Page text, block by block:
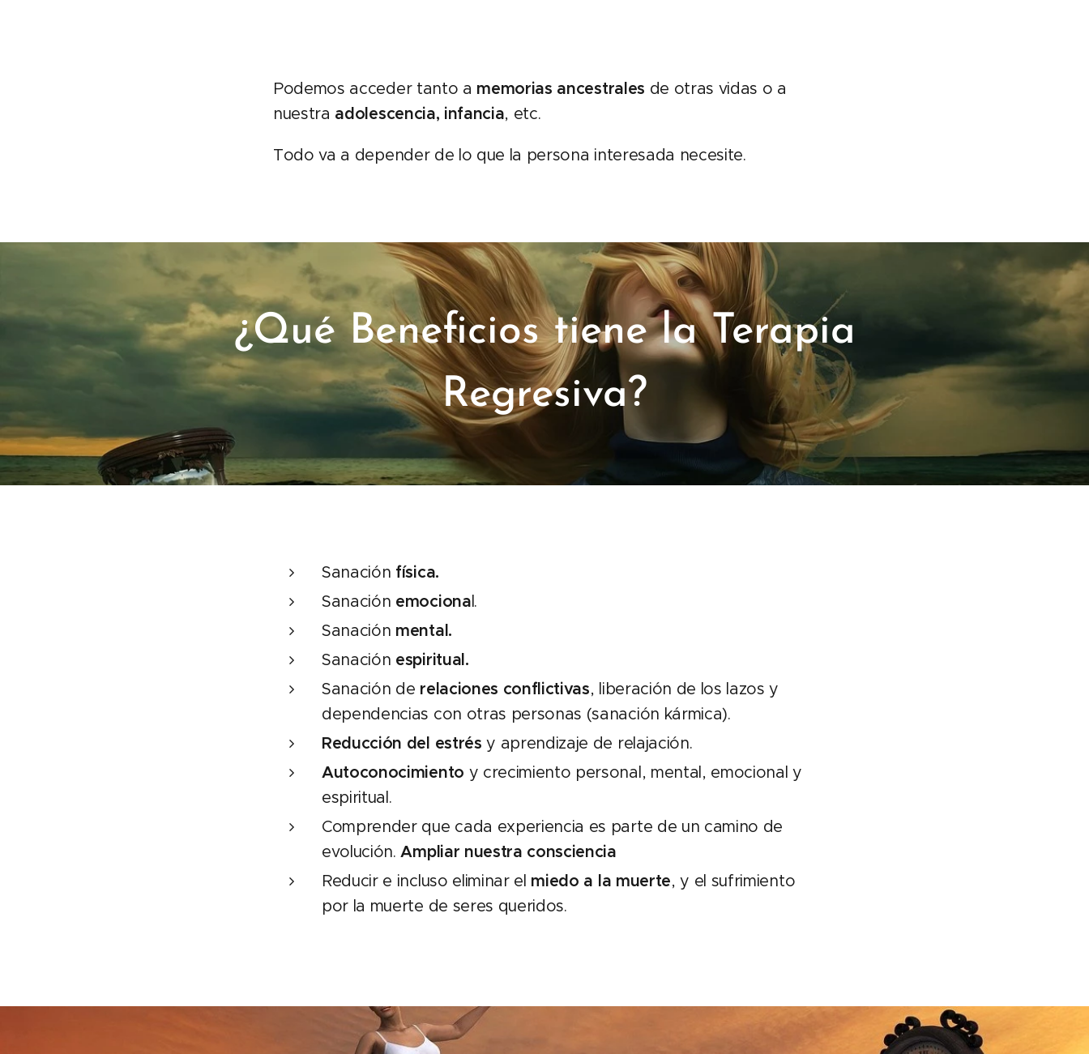
Podemos acceder tanto a memorias ancestrales de otras vidas o a
nuestra adolescencia, infancia, etc.
Todo va a depender de lo que la persona interesada necesite.
¿Qué Beneficios tiene la Terapia
Regresiva?
Sanación física.
Sanación emocional.
Sanación mental.
Sanación espiritual.
Sanación de relaciones conflictivas, liberación de los lazos y
dependencias con otras personas (sanación kármica).
Reducción del estrésy aprendizaje de relajación.
Autoconocimiento y crecimiento personal, mental, emocional y
espiritual.
Comprender que cada experiencia es parte de un camino de
evolución.Ampliar nuestra consciencia
Reducir e incluso eliminar el miedo a la muerte, y el sufrimiento
por la muerte de seres queridos.